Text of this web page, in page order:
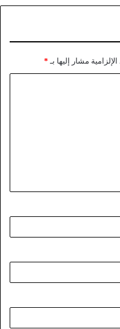
مشار إليها بـ *